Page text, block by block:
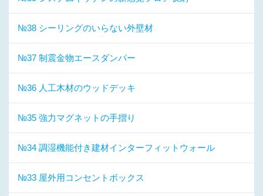
№38 シーリングのいらない外壁材
№37 制震金物エースダンパー
№36 人工木材のウッドデッキ
№35 強力マグネットの手摺り
№34 調湿機能付き建材インターフィットウォール
№33 屋外用コンセントボックス